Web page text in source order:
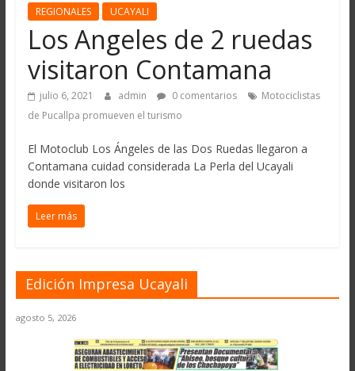
REGIONALES UCAYALI
Los Angeles de 2 ruedas
visitaron Contamana
julio 6, 2021 admin 0 comentarios
Motociclistas
de Pucallpa promueven el turismo
El Motoclub Los Ángeles de las Dos Ruedas llegaron a
Contamana cuidad considerada La Perla del Ucayali
donde visitaron los
Leer más
Edición Impresa Ucayali
agosto 5, 2026